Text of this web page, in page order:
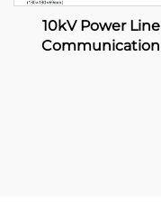
10kV Power Line
Communication